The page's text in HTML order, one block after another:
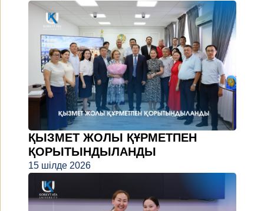
ҚЫЗМЕТ ЖОЛЫ ҚҰРМЕТПЕН
ҚОРЫТЫНДЫЛАНДЫ
15 шілде 2026